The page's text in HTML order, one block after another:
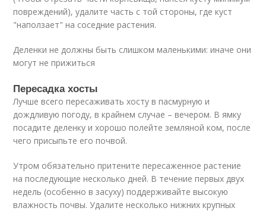
повреждений), удалите часть с той стороны, где куст
"наползает" на соседние растения.
Деленки не должны быть слишком маленькими: иначе они
могут не прижиться
Пересадка хосты
Лучше всего пересаживать хосту в пасмурную и
дождливую погоду, в крайнем случае – вечером. В ямку
посадите деленку и хорошо полейте земляной ком, после
чего присыпьте его почвой.
Утром обязательно притените пересаженное растение
на последующие несколько дней. В течение первых двух
недель (особенно в засуху) поддерживайте высокую
влажность почвы. Удалите несколько нижних крупных